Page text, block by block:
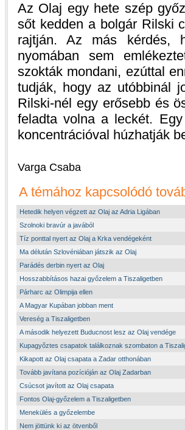
Az Olaj egy hete szép
sőt kedden a bolgár Rilski
rajtján. Az más kérdés,
nyomában sem
szokták mondani, ezúttal
tudják, hogy az utóbbinál
Rilski-nél egy erősebb és
feladta volna a leckét.
koncentrációval húzhatják
Varga Csaba
A témához kapcsolódó
Hetedik helyen végzett az Olaj az Adria Ligában
Szolnoki bravúr a javából
Tíz ponttal nyert az Olaj a Krka vendégeként
Ma délután Szlovéniában játszik az Olaj
Parádés derbin nyert az Olaj
Hosszabbításos hazai győzelem a Tiszaligetben
Párharc az Olimpija ellen
A Magyar Kupában jobban ment
Vereség a Tiszaligetben
A második helyezett Buducnost lesz az Olaj vendége
Kupagyőztes csapatok találkoznak szombaton a
Kikapott az Olaj csapata a Zadar otthonában
Tovább javítana pozícióján az Olaj Zadarban
Csúcsot javított az Olaj csapata
Fontos Olaj-győzelem a Tiszaligetben
Menekülés a győzelembe
Nem jöttünk ki az ötvenből